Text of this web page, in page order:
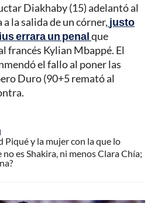
Diakhaby (15) adelantó al
la salida de un córner, justo
errara un penalque
francés Kylian Mbappé. El
el fallo al poner las
Duro (90+5 remató al
Piqué y la mujer con la que lo
es Shakira, ni menos Clara Chía;